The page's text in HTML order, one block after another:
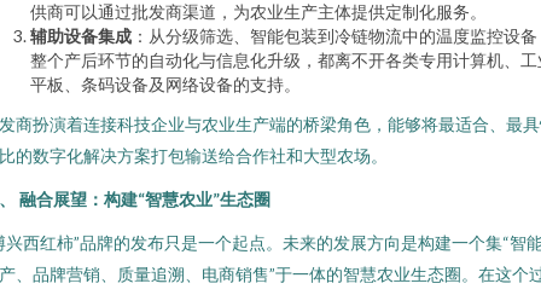
供商可以通过批发商渠道，为农业生产主体提供定制化服务。
辅助设备集成 ：从分级筛选、智能包装到冷链物流中的温度监控设备
整个产后环节的自动化与信息化升级，都离不开各类专用计算机、工
平板、条码设备及网络设备的支持。
商扮演着连接科技企业与农业生产端的桥梁角色，能够将最适合、最
的数字化解决方案打包输送给合作社和大型农场。
融合展望：构建“智慧农业”生态圈
兴西红柿”品牌的发布只是一个起点。未来的发展方向是构建一个集“智
、品牌营销、质量追溯、电商销售”于一体的智慧农业生态圈。在这个